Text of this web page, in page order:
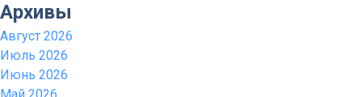
Архивы
Август 2026
Июль 2026
Июнь 2026